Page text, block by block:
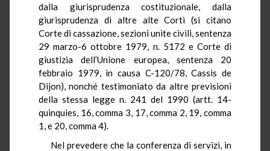
dalla giurisprudenza costituzionale, dalla
giurisprudenza di altre alte Corti (si citano
Corte di cassazione, sezioni unite civili, sentenza
29 marzo-6 ottobre 1979, n. 5172 e Corte di
giustizia dell’Unione europea, sentenza 20
febbraio 1979, in causa C-120/78, Cassis de
Dijon), nonché testimoniato da altre previsioni
della stessa legge n. 241 del 1990 (artt. 14-
quinquies, 16, comma 3, 17, comma 2, 19, comma
1, e 20, comma 4).
Nel prevedere che la conferenza di servizi, in